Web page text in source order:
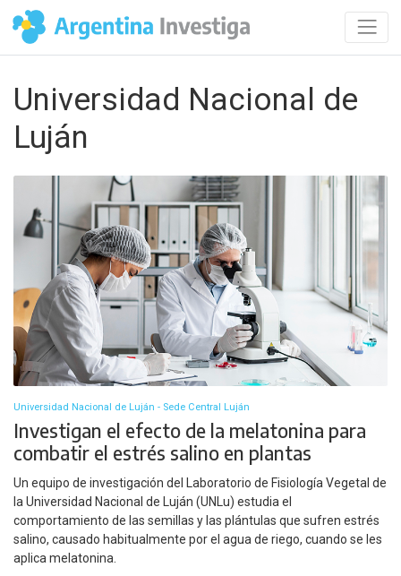
Universidad Nacional de
Luján
Universidad Nacional de Luján - Sede Central Luján
Investigan el efecto de la melatonina para
combatir el estrés salino en plantas
Un equipo de investigación del Laboratorio de Fisiología Vegetal de
la Universidad Nacional de Luján (UNLu) estudia el
comportamiento de las semillas y las plántulas que sufren estrés
salino, causado habitualmente por el agua de riego, cuando se les
aplica melatonina.